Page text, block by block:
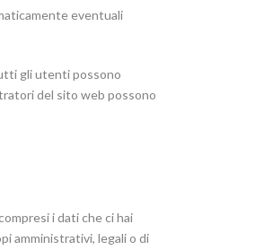
eventuali
gli utenti possono
del sito web possono
i dati che ci hai
amministrativi, legali o di